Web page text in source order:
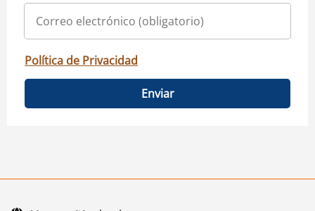
Política de Privacidad
Enviar